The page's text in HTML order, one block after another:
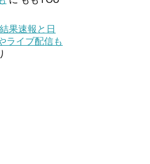
果速報と日
ライブ配信も